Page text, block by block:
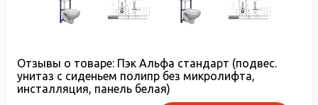
Отзывы о товаре: Пэк Альфа стандарт (подвес.
унитаз с сиденьем полипр без микролифта,
инсталляция, панель белая)